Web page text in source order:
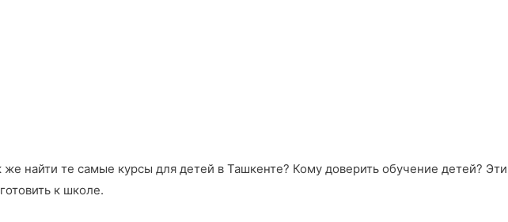
найти те самые курсы для детей в Ташкенте? Кому доверить обучение детей? Эти
к школе.